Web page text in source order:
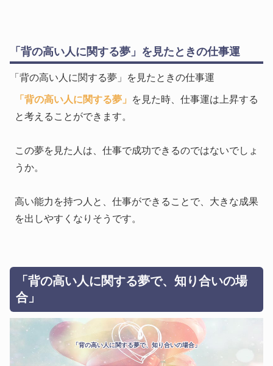
「背の高い人に関する夢」を見たときの仕事運
「背の高い人に関する夢」を見たときの仕事運
「背の高い人に関する夢」
を見た時、仕事運は上昇する
と考えることができます。
この夢を見た人は、仕事で成功できるのではないでしょ
うか。
高い能力を持つ人と、仕事ができることで、大きな成果
を出しやすくなりそうです。
「背の高い人に関する夢で、知り合いの場
合」
「背の高い人に関する夢で、知り合いの場合」